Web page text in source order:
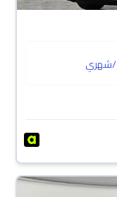
/شهري